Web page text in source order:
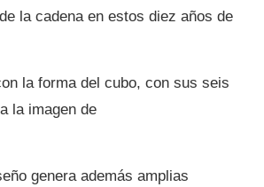
la cadena en estos diez años de
la forma del cubo, con sus seis
la imagen de
genera además amplias